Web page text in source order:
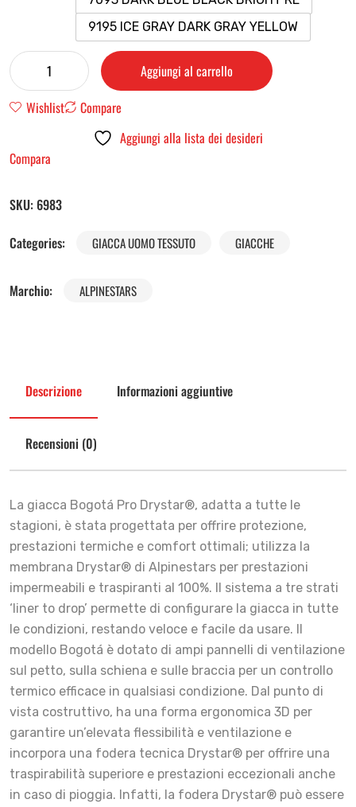
9195 ICE GRAY DARK GRAY YELLOW
Aggiungi al carrello
Wishlist
Compare
Aggiungi alla lista dei desideri
Compara
SKU: 6983
Categories:
GIACCA UOMO TESSUTO GIACCHE
Marchio: ALPINESTARS
Descrizione Informazioni aggiuntive
Recensioni (0)
La giacca Bogotá Pro Drystar®, adatta a tutte le
stagioni, è stata progettata per offrire protezione,
prestazioni termiche e comfort ottimali; utilizza la
membrana Drystar® di Alpinestars per prestazioni
impermeabili e traspiranti al 100%. Il sistema a tre strati
‘liner to drop’ permette di configurare la giacca in tutte
le condizioni, restando veloce e facile da usare. Il
modello Bogotá è dotato di ampi pannelli di ventilazione
sul petto, sulla schiena e sulle braccia per un controllo
termico efficace in qualsiasi condizione. Dal punto di
vista costruttivo, ha una forma ergonomica 3D per
garantire un’elevata flessibilità e ventilazione e
incorpora una fodera tecnica Drystar® per offrire una
traspirabilità superiore e prestazioni eccezionali anche
in caso di pioggia. Infatti, la fodera Drystar® può essere